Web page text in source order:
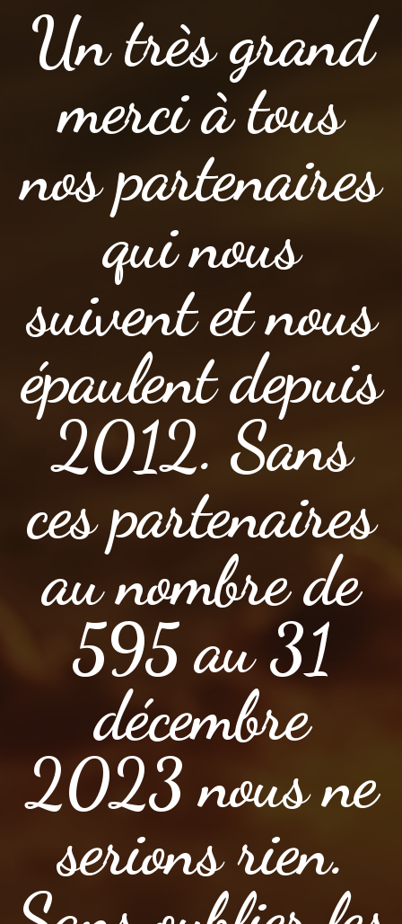
Un très grand
merci à tous
nos partenaires
qui nous
suivent et nous
épaulent depuis
2012. Sans
ces partenaires
au nombre de
595 au 31
décembre
2023 nous ne
serions rien.